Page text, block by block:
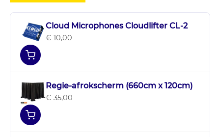
Cloud Microphones Cloudlifter CL-2
€ 10,00
Regie-afrokscherm (660cm x 120cm)
€ 35,00